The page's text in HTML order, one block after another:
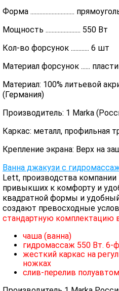
Форма .............................
Мощность ....................... 550 Вт
Кол-во форсунок ............ 6 шт
Материал форсунок ......
Материал: 100% литьевой
(Германия)
Производитель: 1 Marka
Каркас: металл, профильная
Крепление экрана: Верх на
Ванна джакузи с
Lett, производства компании
привыкших к комфорту и
квадратной формы и
создают превосходные
стандартную комплектацию
чаша (ванна)
гидромассаж 550 Вт. 6-
жесткий каркас на
ножках
слив-перелив